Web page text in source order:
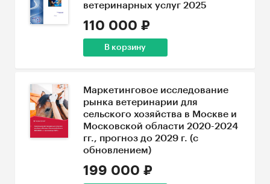
ветеринарных услуг 2025
110 000 ₽
В корзину
Маркетинговое исследование
рынка ветеринарии для
сельского хозяйства в Москве и
Московской области 2020-2024
гг., прогноз до 2029 г. (с
обновлением)
199 000 ₽